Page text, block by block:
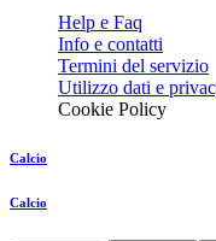
Help e Faq
Info e contatti
Termini del servizio
Utilizzo dati e
Cookie Policy
Calcio
Calcio